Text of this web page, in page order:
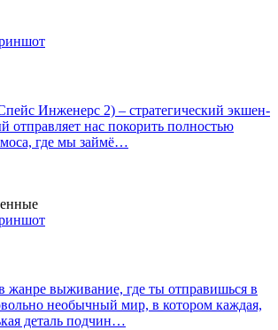
Инженерс 2) – стратегический экшен-
отправляет нас покорить полностью
где мы займё…
жанре выживание, где ты отправишься в
необычный мир, в котором каждая,
деталь подчин…